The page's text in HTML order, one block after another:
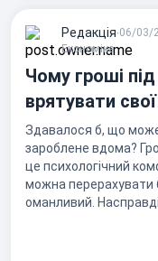
Редакцiя∙06/03/
Економіка
Чому гроші
врятувати
Здавалося б, що може
зароблене вдома?
це психологічний
можна перерахувати
оманливий.